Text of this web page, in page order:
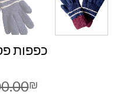
כפפות
₪